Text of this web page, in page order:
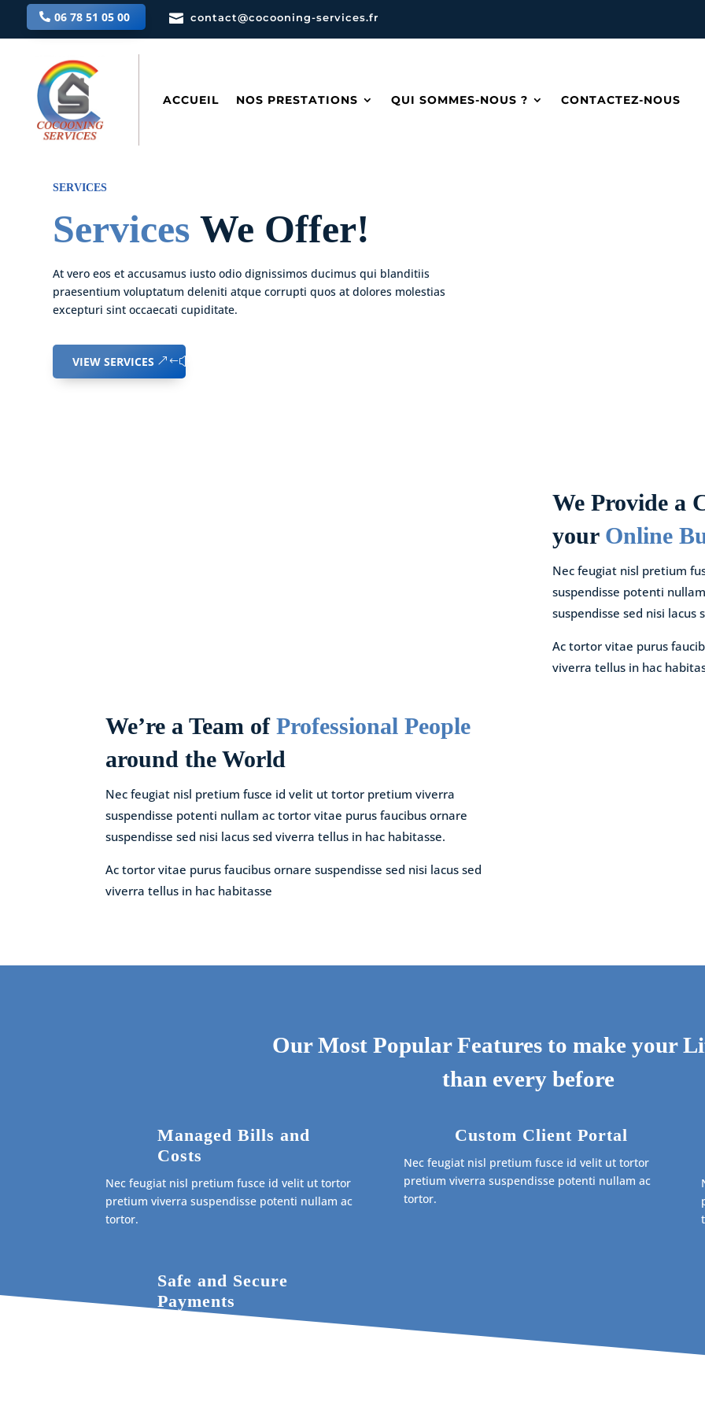
06 78 51 05 00  contact@cocooning-services.fr
ACCUEIL NOS PRESTATIONS QUI SOMMES-NOUS ? CONTACTEZ-NOUS
SERVICES
Services We Offer!
At vero eos et accusamus iusto odio dignissimos ducimus qui blanditiis
praesentium voluptatum deleniti atque corrupti quos at dolores molestias
excepturi sint occaecati cupiditate.
VIEW SERVICES
We Provide a
your Online
Nec feugiat nisl pretium
suspendisse potenti
suspendisse sed nisi
Ac tortor vitae purus
viverra tellus in hac
We’re a Team ofProfessional People
around the World
Nec feugiat nisl pretium fusce id velit ut tortor pretium viverra
suspendisse potenti nullam ac tortor vitae purus faucibus ornare
suspendisse sed nisi lacus sed viverra tellus in hac habitasse.
Ac tortor vitae purus faucibus ornare suspendisse sed nisi lacus sed
viverra tellus in hac habitasse
Our Most Popular Features to make your
than every before
Managed Bills and
Costs
Nec feugiat nisl pretium fusce id velit ut tortor
pretium viverra suspendisse potenti nullam ac
tortor.
Custom Client Portal
Nec feugiat nisl pretium fusce id velit ut tortor
pretium viverra suspendisse potenti nullam ac
tortor.
Safe and Secure
Payments
Nec feugiat nisl pretium fusce id velit ut tortor